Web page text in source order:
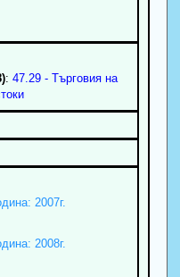
: 47.29 - Търговия на
2007г.
2008г.